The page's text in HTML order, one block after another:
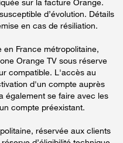
d’évolution. Détails
en cas de résiliation.
en France métropolitaine,
Orange TV sous réserve
compatible. L'accès au
d'un compte auprès
également se faire avec les
compte préexistant.
réservée aux clients